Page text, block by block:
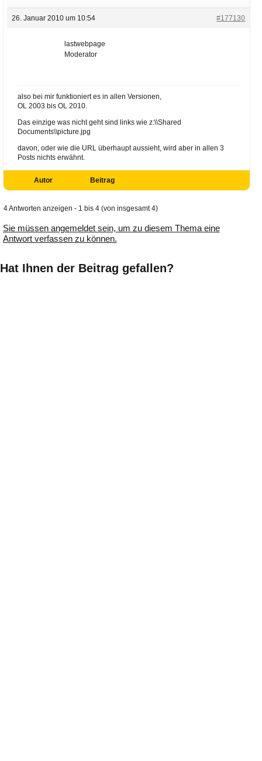
26. Januar 2010 um 10:54 #177130
lastwebpage
Moderator
also bei mir funktioniert es in allen Versionen,
OL 2003 bis OL 2010.
Das einzige was nicht geht sind links wie z:\\Shared
Documents\\picture.jpg
davon, oder wie die URL überhaupt aussieht, wird aber in allen 3
Posts nichts erwähnt.
Autor Beitrag
4 Antworten anzeigen - 1 bis 4 (von insgesamt 4)
Sie müssen angemeldet sein, um zu diesem Thema eine
Antwort verfassen zu können.
Hat Ihnen der Beitrag gefallen?